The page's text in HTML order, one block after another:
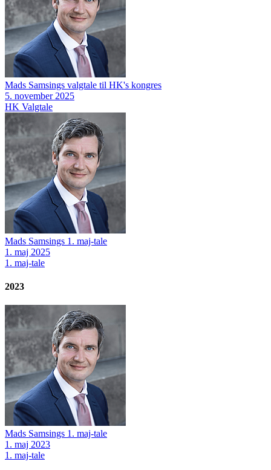
Mads Samsings valgtale til HK's kongres
5. november 2025
HK Valgtale
Mads Samsings 1. maj-tale
1. maj 2025
1. maj-tale
2023
Mads Samsings 1. maj-tale
1. maj 2023
1. maj-tale